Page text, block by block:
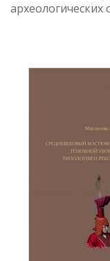
археологических